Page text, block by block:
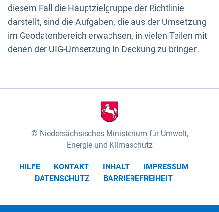
diesem Fall die Hauptzielgruppe der Richtlinie
darstellt, sind die Aufgaben, die aus der Umsetzung
im Geodatenbereich erwachsen, in vielen Teilen mit
denen der UIG-Umsetzung in Deckung zu bringen.
Niedersächsisches Ministerium für Umwelt,
Energie und Klimaschutz
HILFE KONTAKT INHALT
IMPRESSUM
DATENSCHUTZ
BARRIEREFREIHEIT